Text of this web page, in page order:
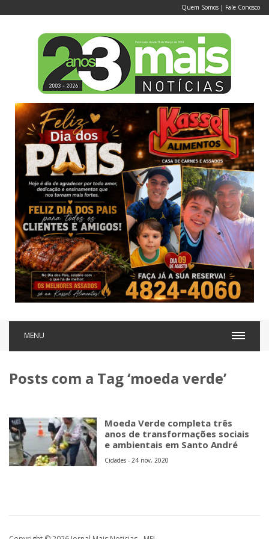
Quem Somos | Fale Conosco
MENU
Posts com a Tag ‘moeda verde’
Moeda Verde completa três
anos de transformações sociais
e ambientais em Santo André
Cidades - 24 nov, 2020